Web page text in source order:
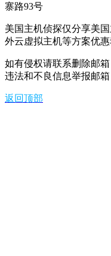
寨路93号
美国主机侦探仅分享美
外云虚拟主机等方案优
如有侵权请联系删除邮箱
违法和不良信息举报邮箱
返回顶部